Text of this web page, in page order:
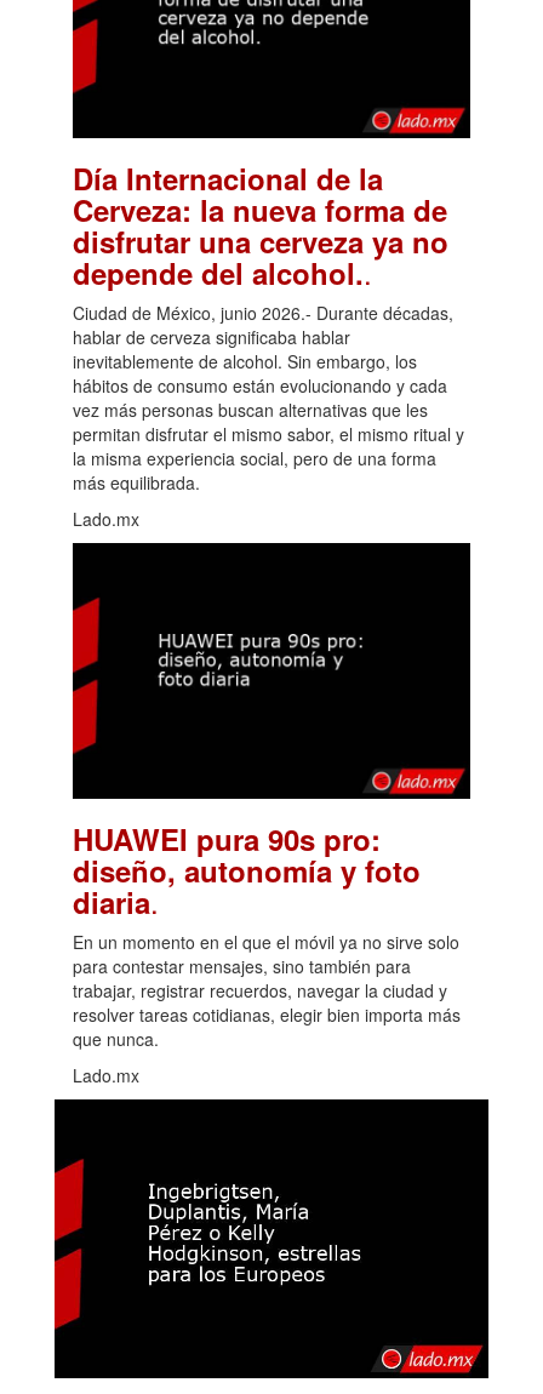
Día Internacional de la
Cerveza: la nueva forma de
disfrutar una cerveza ya no
depende del alcohol..
Ciudad de México, junio 2026.- Durante décadas,
hablar de cerveza significaba hablar
inevitablemente de alcohol. Sin embargo, los
hábitos de consumo están evolucionando y cada
vez más personas buscan alternativas que les
permitan disfrutar el mismo sabor, el mismo ritual y
la misma experiencia social, pero de una forma
más equilibrada.
Lado.mx
HUAWEI pura 90s pro:
diseño, autonomía y foto
diaria.
En un momento en el que el móvil ya no sirve solo
para contestar mensajes, sino también para
trabajar, registrar recuerdos, navegar la ciudad y
resolver tareas cotidianas, elegir bien importa más
que nunca.
Lado.mx